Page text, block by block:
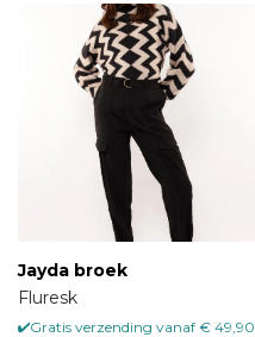
Jayda broek
Fluresk
Gratis verzending vanaf € 49,90